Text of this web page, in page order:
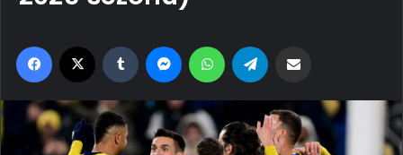
Facebook Tumblr MessengerWhatsApp